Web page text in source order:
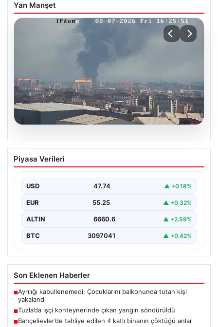
Yan Manşet
07.08.2026
Tuzla’da işçi konteynerinde çıkan
yangın söndürüldü
kişinin kaldığı işçi konteynerinde…
Piyasa Verileri
USD 47.74 ▲ +0.18%
EUR 55.25 ▲ +0.32%
ALTIN 6660.6 ▲ +2.59%
BTC 3097041 ▲ +0.42%
Son Eklenen Haberler
■Ayrılığı kabullenemedi: Çocuklarını balkonunda tutan kişi
yakalandı
■Tuzla’da işçi konteynerinde çıkan yangın söndürüldü
■Bahçelievler’de tahliye edilen 4 katlı binanın çöktüğü anlar